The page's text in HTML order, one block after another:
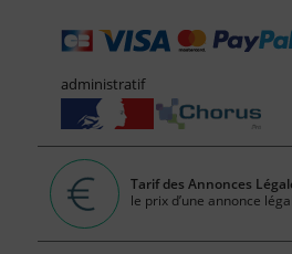
administratif
Tarif des Annonces
le prix d’une annonce